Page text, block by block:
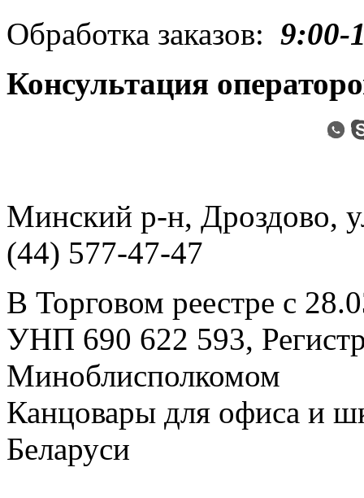
Обработка заказов: 9:00-
Консультация
Минский р-н, Дроздово,
(44) 577-47-47
В Торговом реестре с
УНП 690 622 593,
Миноблисполкомом
Канцовары для офиса и
Беларуси